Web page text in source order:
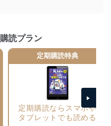
またはき損の防止及び是
ことのできる機器及び当該
明確化し、 個人データへ
しています。
いるユーザー制御機能（ユ
により、個人情報データ
読プラン
定期購読特典
定期購読ならスマホや
タブレットでも読める